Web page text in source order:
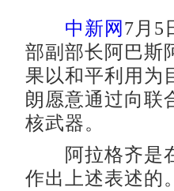
中新网 7月5
部副部长阿巴斯
果以和平利用为
朗愿意通过向联
核武器。
阿拉格齐是在
作出上述表述的